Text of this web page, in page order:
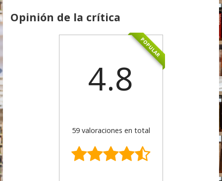
Opinión de la crítica
POPULAR
4.8
59 valoraciones en total